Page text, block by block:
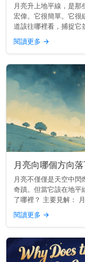
月亮升上地平線，是
宏偉。它很簡單。它很
道該往哪裡看，捕捉它
望去，視野要清楚。較
佳。 為何這個位...
閱讀更多 →
月亮向哪個方向落
月亮不僅僅是天空中
奇蹟。但當它該在地平
了哪裡？ 主要見解：
的確切位置會略有變化
東旋轉。這就...
閱讀更多 →